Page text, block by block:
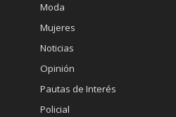
Moda
Mujeres
Noticias
Opinión
Pautas de Interés
Policial